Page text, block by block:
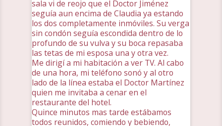
sala vi de reojo que el Doctor Jiménez
seguía aun encima de Claudia ya estando
los dos completamente inmóviles. Su verga
sin condón seguía escondida dentro de lo
profundo de su vulva y su boca repasaba
las tetas de mi esposa una y otra vez.
Me dirigí a mi habitación a ver TV. Al cabo
de una hora, mi teléfono sonó y al otro
lado de la línea estaba el Doctor Martínez
quien me invitaba a cenar en el
restaurante del hotel.
Quince minutos mas tarde estábamos
todos reunidos, comiendo y bebiendo,